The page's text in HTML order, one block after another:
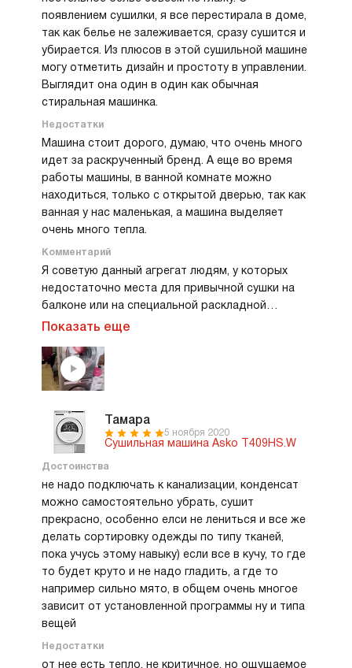
появлением сушилки, я все перестирала в доме,
так как белье не залеживается, сразу сушится и
убирается. Из плюсов в этой сушильной машине
могу отметить дизайн и простоту в управлении.
Выглядит она один в один как обычная
стиральная машинка.
Недостатки
Машина стоит дорого, думаю, что очень много
идет за раскрученный бренд. А еще во время
работы машины, в ванной комнате можно
находиться, только с открытой дверью, так как
ванная у нас маленькая, а машина выделяет
очень много тепла.
Комментарий
Я советую данный агрегат людям, у которых
недостаточно места для привычной сушки на
балконе или на специальной раскладной
сушилке. Пользуюсь данной машиной около
стиральной машиной из этой же серии, что
позволяет легко перегружать белье из одной
машины в другую. Эта машина отлично
справляется со своей главной функцией - сушка,
сушит, при чем, очень даже неплохо. В общем,
это супер техника. Очень рада этому
приобретению. Мечта любой хозяйки. У меня
машинка просто спасение. Она удобна и проста
в применении, разберётся любой.
Показать еще
Тамара
5 ноября 2020
Сушильная машина Asko T409HS.W
Достоинства
не надо подключать к канализации, конденсат
можно самостоятельно убрать, сушит
прекрасно, особенно елси не лениться и все же
делать сортировку одежды по типу тканей,
пока учусь этому навыку) если все в кучу, то где
то будет круто и не надо гладить, а где то
например сильно мято, в общем очень многое
зависит от установленной программы ну и типа
вещей
Недостатки
от нее есть тепло, не критичное, но ощущаемое